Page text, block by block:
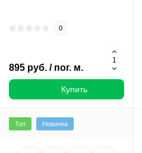
0
895 руб. / пог. м.
Купить
Топ Новинка